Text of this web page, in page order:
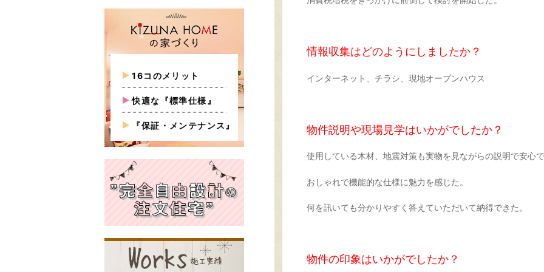
16コのメリット
快適な『標準仕様』
『保証・メンテナンス』
情報収集はどのようにしましたか？
インターネット、チラシ、現地オープンハウス
物件説明や現場見学はいかがでしたか？
使用している木材、地震対策も実物を見ながらの説明で安心
おしゃれで機能的な仕様に魅力を感じた。
何を訊いても分かりやすく答えていただいて納得できた。
物件の印象はいかがでしたか？